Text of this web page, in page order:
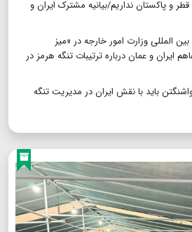
و پاکستان نداریم/بیانیه مشترک ایران و
المللی وزارت امور خارجه در «میز
ایران و عمان درباره ترتیبات تنگه هرمز در
باید با نقش ایران در مدیریت تنگه